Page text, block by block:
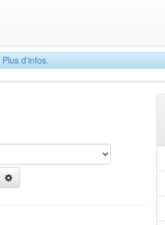
Plus d'infos.